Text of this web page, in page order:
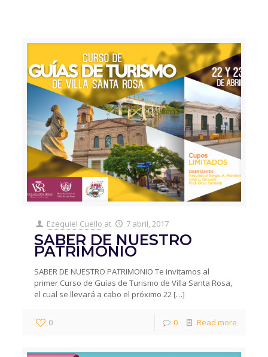
Ezequiel Cuello at 7 abril, 2017
SABER DE NUESTRO
PATRIMONIO
SABER DE NUESTRO PATRIMONIO Te invitamos al
primer Curso de Guías de Turismo de Villa Santa Rosa,
el cual se llevará a cabo el próximo 22 […]
0 0 Read more